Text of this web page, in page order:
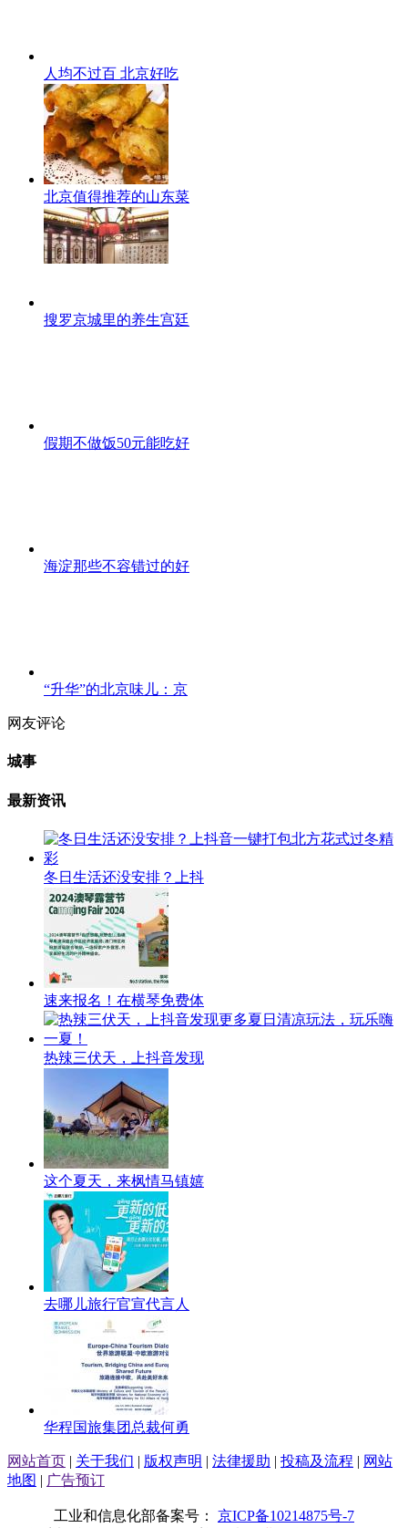
人均不过百 北京好吃
北京值得推荐的山东菜
搜罗京城里的养生宫廷
假期不做饭50元能吃好
海淀那些不容错过的好
“升华”的北京味儿：京
网友评论
城事
最新资讯
冬日生活还没安排？上抖
速来报名！在横琴免费体
热辣三伏天，上抖音发现
这个夏天，来枫情马镇嬉
去哪儿旅行官宣代言人
华程国旅集团总裁何勇
网站首页 | 关于我们 | 版权声明 | 法律援助 | 投稿及流程 | 网站
地图 | 广告预订
工业和信息化部备案号： 京ICP备10214875号-7